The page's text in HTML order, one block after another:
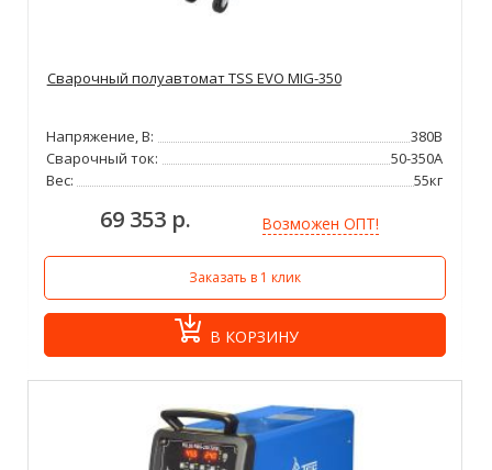
Сварочный полуавтомат TSS EVO MIG-350
Напряжение, В:
380В
Сварочный ток:
50-350А
Вес:
55кг
69 353 р. Возможен ОПТ!
Заказать в 1 клик
В КОРЗИНУ